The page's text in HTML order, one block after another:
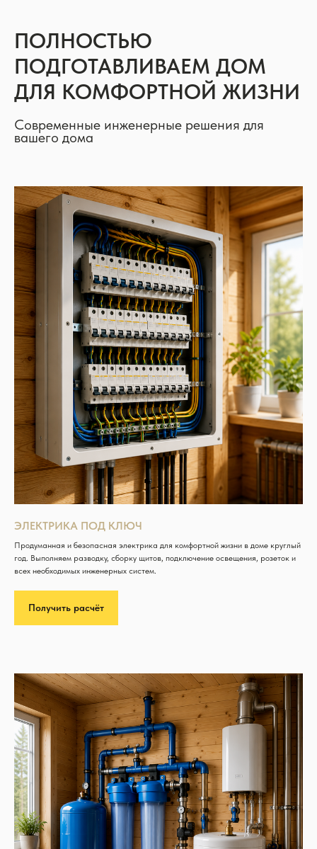
ПОЛНОСТЬЮ
ПОДГОТАВЛИВАЕМ ДОМ
ДЛЯ КОМФОРТНОЙ ЖИЗНИ
Современные инженерные решения для
вашего дома
ЭЛЕКТРИКА ПОД КЛЮЧ
Продуманная и безопасная электрика для комфортной жизни в доме круглый
год. Выполняем разводку, сборку щитов, подключение освещения, розеток и
всех необходимых инженерных систем.
Получить расчёт